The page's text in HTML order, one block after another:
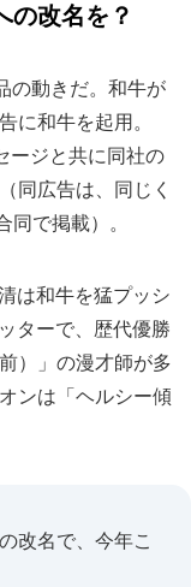
の改名を？
の動きだ。和牛が
に和牛を起用。
ージと共に同社の
同広告は、同じく
で掲載）。
は和牛を猛プッシ
ターで、歴代優勝
）」の漫才師が多
ンは「ヘルシー傾
改名で、今年こ